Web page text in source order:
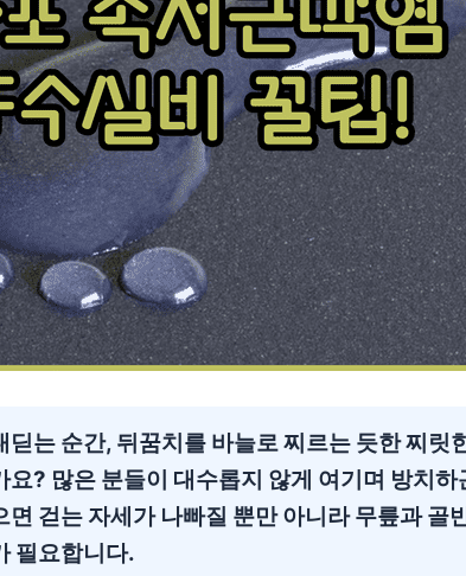
딛는 순간, 뒤꿈치를 바늘로 찌르는 듯한찌릿
? 많은 분들이 대수롭지 않게 여기며 방치하
면 걷는 자세가 나빠질 뿐만 아니라 무릎과 골
필요합니다.